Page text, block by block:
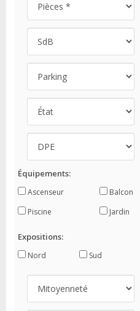
Équipements:
Ascenseur Balcon
Piscine
Jardin
Expositions:
Nord Sud